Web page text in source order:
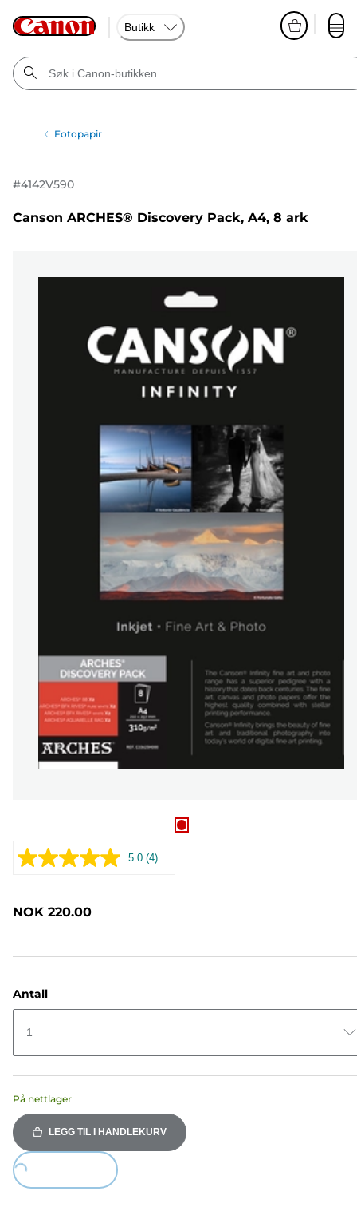
Butikk
Fotopapir
#4142V590
Canson ARCHES® Discovery Pack, A4, 8 ark
5.0 Les
(4)
NOK 220.00
Antall
1
På nettlager
LEGG TIL I HANDLEKURV
Loading...